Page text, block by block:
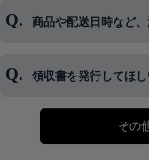
※発送後、発送準備が
◆代金引換・クレジッ
商品や配送日時など
◆商品発送前の変更は
さい。
領収書を発行してほ
◆領収書はご希望頂い
その